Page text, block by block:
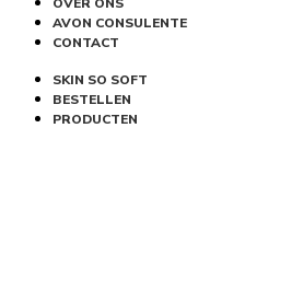
AVON CONSULENTE
CONTACT
SKIN SO SOFT
BESTELLEN
PRODUCTEN